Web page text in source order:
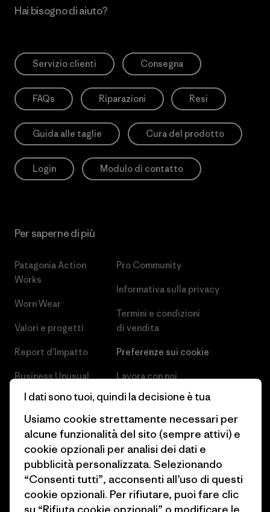
Hai bisogno di aiuto?
Servizio clienti Consegna
FAQs Riparazioni Resi
Guida alle taglie Cura del prodotto
Login Modulo di contatto
Per saperne di più
Patagonia Action
Works
Worn Wear
Valori e progetti
Report d’Impatto
Business Unusual
Obiettivi climatici
1% For The Planet
Come finanziamo
Buoni regalo
Trova un negozio
Pro Community
Informativa sulla privacy
Termini e condizioni
di vendita
Preferenze sui cookie
Lavora con noi
Stampa e media
Industry program
Programma di affiliazione
Patagonia Svizzera Mappa del
I dati sono tuoi, quindi la decisione è tua
Usiamo cookie strettamente necessari per
alcune funzionalità del sito (sempre attivi) e
cookie opzionali per analisi dei dati e
pubblicità personalizzata. Selezionando
“Consenti tutti”, acconsenti all’uso di questi
cookie opzionali. Per rifiutare, puoi fare clic